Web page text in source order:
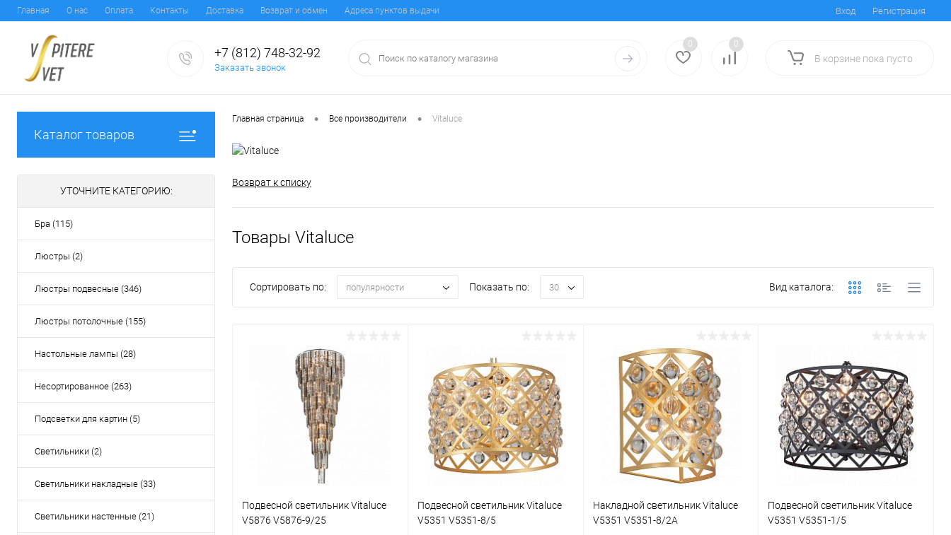
Главная О нас Оплата Контакты Доставка Возврат и обмен Адреса пунктов выдачи Вход Регистрация
+7 (812) 748-32-92
Заказать звонок
0 0
В корзине пока пусто
Каталог товаров
УТОЧНИТЕ КАТЕГОРИЮ:
Бра (115)
Люстры (2)
Люстры подвесные (346)
Люстры потолочные (155)
Настольные лампы (28)
Несортированное (263)
Подсветки для картин (5)
Светильники (2)
Светильники накладные (33)
Светильники настенные (21)
Главная страница • Все производители • Vitaluce
Возврат к списку
Товары Vitaluce
Сортировать по: популярности Показать по: 30 Вид каталога:
Подвесной светильник Vitaluce
V5876 V5876-9/25
Подвесной светильник Vitaluce
V5351 V5351-8/5
Накладной светильник Vitaluce
V5351 V5351-8/2A
Подвесной светильник Vitaluce
V5351 V5351-1/5